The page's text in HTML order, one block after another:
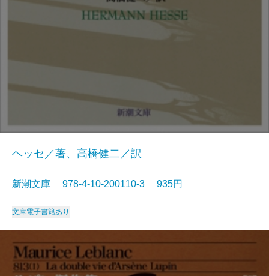
ヘッセ／著、高橋健二／訳
新潮文庫 978-4-10-200110-3 935円
文庫電子書籍あり